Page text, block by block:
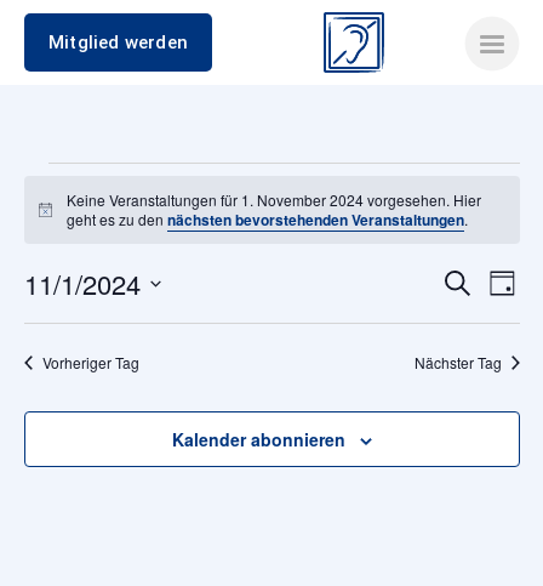
Mitglied werden
Veranstaltungen
für
1.
November
2024
Hinweis
Keine Veranstaltungen für 1. November 2024 vorgesehen. Hier
geht es zu dennächsten bevorstehenden Veranstaltungen.
Suche
und
Suche
Tag
11/1/2024
Vorheriger Tag Nächster Tag
Kalender abonnieren